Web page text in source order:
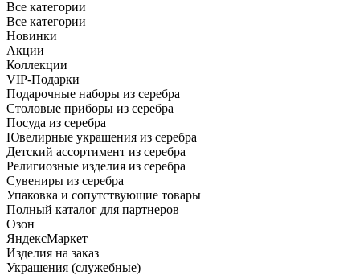
Все категории
Все категории
Новинки
Акции
Коллекции
VIP-Подарки
Подарочные наборы из серебра
Столовые приборы из серебра
Посуда из серебра
Ювелирные украшения из серебра
Детский ассортимент из серебра
Религиозные изделия из серебра
Сувениры из серебра
Упаковка и сопутствующие товары
Полный каталог для партнеров
Озон
ЯндексМаркет
Изделия на заказ
Украшения (служебные)